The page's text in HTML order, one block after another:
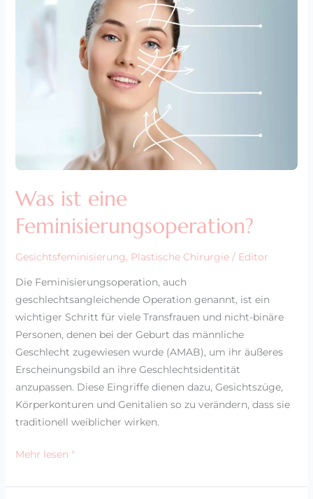
Was ist eine
Feminisierungsoperation?
Gesichtsfeminisierung, Plastische Chirurgie/ Editor
Die Feminisierungsoperation, auch
geschlechtsangleichende Operation genannt, ist ein
wichtiger Schritt für viele Transfrauen und nicht-binäre
Personen, denen bei der Geburt das männliche
Geschlecht zugewiesen wurde (AMAB), um ihr äußeres
Erscheinungsbild an ihre Geschlechtsidentität
anzupassen. Diese Eingriffe dienen dazu, Gesichtszüge,
Körperkonturen und Genitalien so zu verändern, dass sie
traditionell weiblicher wirken.
Feminisierungsoperation?
Mehr lesen "